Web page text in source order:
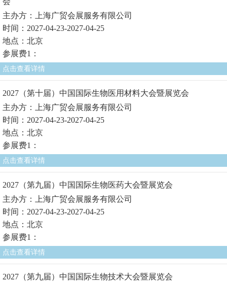
主办方：上海广贸会展服务有限公司
时间：2027-04-23-2027-04-25
地点：北京
参展费1：
点击查看详情
2027（第十届）中国国际生物医用材料大会暨展览会
主办方：上海广贸会展服务有限公司
时间：2027-04-23-2027-04-25
地点：北京
参展费1：
点击查看详情
2027（第九届）中国国际生物医药大会暨展览会
主办方：上海广贸会展服务有限公司
时间：2027-04-23-2027-04-25
地点：北京
参展费1：
点击查看详情
2027（第九届）中国国际生物技术大会暨展览会